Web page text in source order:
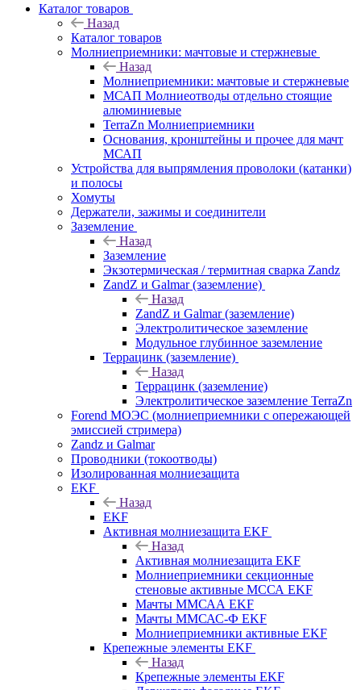
Каталог товаров
Назад
Каталог товаров
Молниеприемники: мачтовые и стержневые
Назад
Молниеприемники: мачтовые и стержневые
МСАП Молниеотводы отдельно стоящие
алюминиевые
TerraZn Молниеприемники
Основания, кронштейны и прочее для мачт
МСАП
Устройства для выпрямления проволоки (катанки)
и полосы
Хомуты
Держатели, зажимы и соединители
Заземление
Назад
Заземление
Экзотермическая / термитная сварка Zandz
ZandZ и Galmar (заземление)
Назад
ZandZ и Galmar (заземление)
Электролитическое заземление
Модульное глубинное заземление
Террацинк (заземление)
Назад
Террацинк (заземление)
Электролитическое заземление TerraZn
Forend МОЭС (молниеприемники с опережающей
эмиссией стримера)
Zandz и Galmar
Проводники (токоотводы)
Изолированная молниезащита
EKF
Назад
EKF
Активная молниезащита EKF
Назад
Активная молниезащита EKF
Молниеприемники секционные
стеновые активные МССА EKF
Мачты ММСАА EKF
Мачты ММСАС-Ф EKF
Молниеприемники активные EKF
Крепежные элементы EKF
Назад
Крепежные элементы EKF